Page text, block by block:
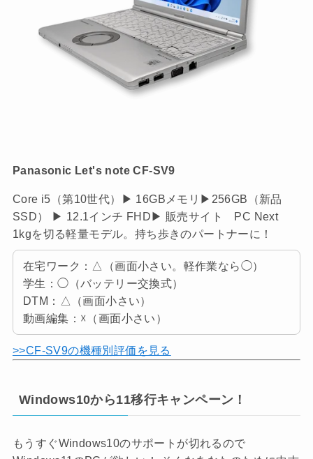
Panasonic Let's note CF-SV9
Core i5（第10世代）▶ 16GBメモリ▶256GB（新品
SSD） ▶ 12.1インチ FHD▶ 販売サイト PC Next
1kgを切る軽量モデル。持ち歩きのパートナーに！
在宅ワーク：△（画面小さい。軽作業なら◯）
学生：◯（バッテリー交換式）
DTM：△（画面小さい）
動画編集：☓（画面小さい）
>>CF-SV9の機種別評価を見る
Windows10から11移行キャンペーン！
もうすぐWindows10のサポートが切れるので